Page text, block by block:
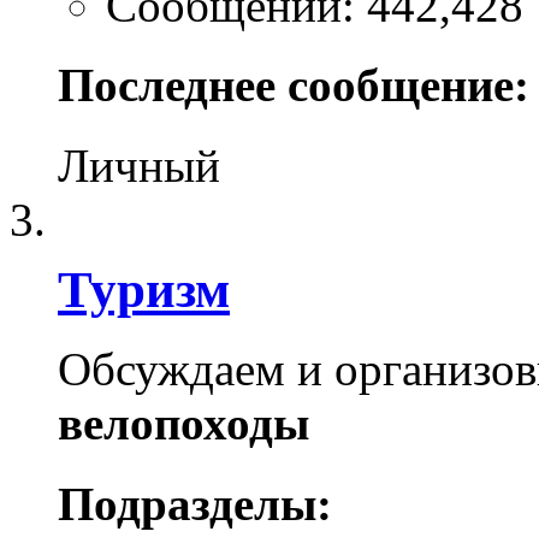
Последнее сообщение:
Личный
Туризм
Обсуждаем и
велопоходы
Подразделы: